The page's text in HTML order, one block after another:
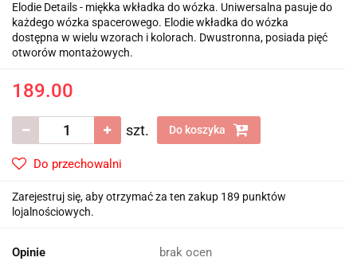
Elodie Details - miękka wkładka do wózka. Uniwersalna pasuje do
każdego wózka spacerowego. Elodie wkładka do wózka
dostępna w wielu wzorach i kolorach. Dwustronna, posiada pięć
otworów montażowych.
189.00
szt. Do koszyka
Do przechowalni
Zarejestruj się, aby otrzymać za ten zakup 189 punktów
lojalnościowych.
Opinie brak ocen